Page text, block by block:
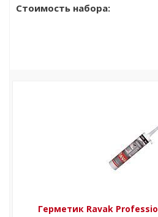
10/1100
Стоимость набора:
Герметик Ravak